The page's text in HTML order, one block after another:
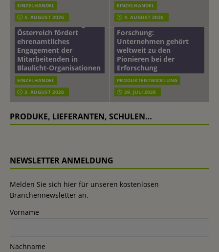
EINZELHANDEL
5. AUGUST 2026
EINZELHANDEL
4. AUGUST 2026
mehr vom leben tag: dm
Österreich fördert
ehrenamtliches
Engagement der
Mitarbeitenden in
Blaulicht-Organisationen
EINZELHANDEL
3. AUGUST 2026
Beiersdorf
Hautmikrobiom-
Forschung:
Unternehmen gehört
weltweit zu den
Pionieren bei der
Erforschung
PRODUKTENTWICKLUNG
29. JULI 2026
PRODUKE, LIEFERANTEN, SCHULEN…
NEWSLETTER ANMELDUNG
Melden Sie sich hier für unseren kostenlosen
Branchennewsletter an.
Vorname
Nachname